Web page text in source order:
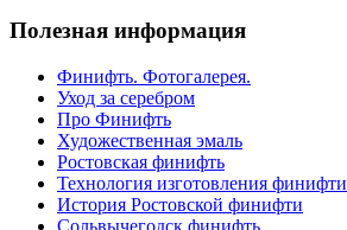
Полезная информация
Финифть. Фотогалерея.
Уход за серебром
Про Финифть
Художественная эмаль
Ростовская финифть
Технология изготовления финифти
История Ростовской финифти
Сольвычегодск финифть.